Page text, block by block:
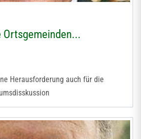
Herausforderung auch für die